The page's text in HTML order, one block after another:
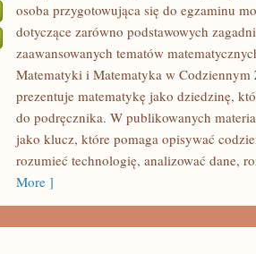
CIEKAWOSTKI
MATEMATYCZNE
osoba przygotowująca się do egzaminu
dotyczące zarówno podstawowych
zaawansowanych tematów
Matematyki i Matematyka w Codziennym
prezentuje matematykę jako dziedzinę,
do podręcznika. W publikowanych
jako klucz, które pomaga opisywać
rozumieć technologię, analizować dane,
More ]